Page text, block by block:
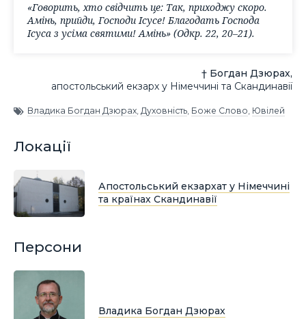
«Говорить, хто свідчить це: Так, приходжу скоро.
Амінь, прийди, Господи Ісусе! Благодать Господа
Ісуса з усіма святими! Амінь» (Одкр. 22, 20–21).
† Богдан Дзюрах,
апостольський екзарх у Німеччині та Скандинавії
Владика Богдан Дзюрах Духовність Боже Слово Ювілей
Локації
Апостольський екзархат у Німеччині
та країнах Скандинавії
Персони
Владика Богдан Дзюрах